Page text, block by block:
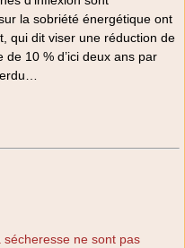
la sobriété énergétique ont
qui dit viser une réduction de
de 10 % d’ici deux ans par
ne sont pas